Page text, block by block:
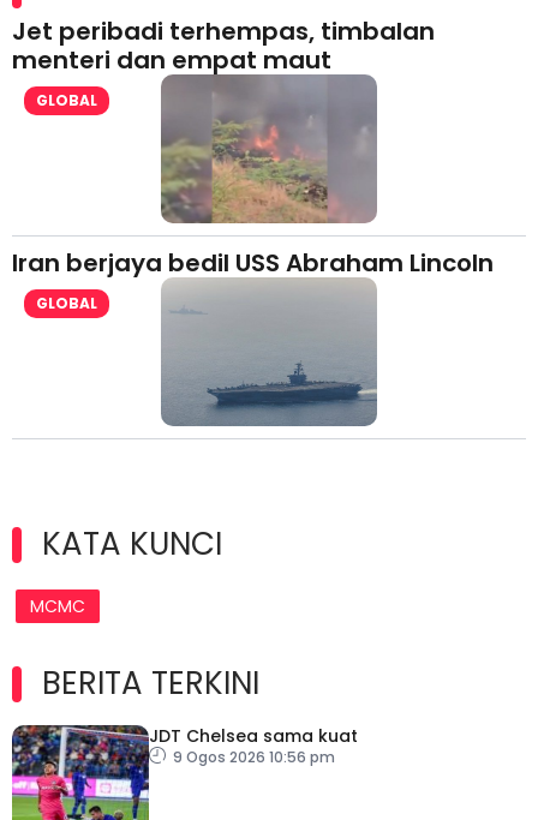
Jet peribadi terhempas, timbalan
menteri dan empat maut
GLOBAL
Iran berjaya bedil USS Abraham Lincoln
GLOBAL
KATA KUNCI
MCMC
BERITA TERKINI
JDT Chelsea sama kuat
9 Ogos 2026 10:56 pm